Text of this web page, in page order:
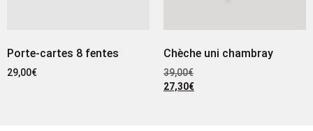
Porte-cartes 8 fentes
29,00€
Chèche uni chambray
39,00€
27,30€